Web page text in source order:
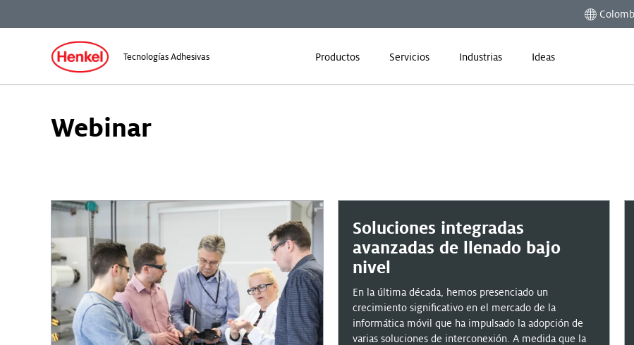
Tecnologías Adhesivas Productos Servicios Industrias Ideas
Webinar
Soluciones integradas
avanzadas de llenado bajo
nivel
En la última década, hemos presenciado un
crecimiento significativo en el mercado de la
informática móvil que ha impulsado la adopción de
varias soluciones de interconexión. A medida que la